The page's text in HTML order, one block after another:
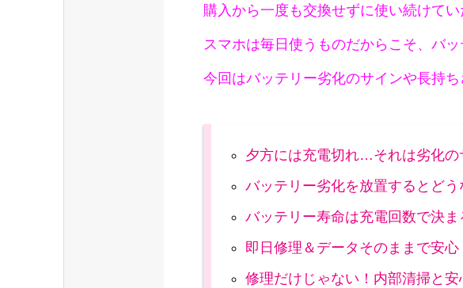
購入から一度も交換せずに使い続けて
スマホは毎日使うものだからこそ、バ
今回はバッテリー劣化のサインや長持
夕方には充電切れ…それは劣化の
バッテリー劣化を放置するとどう
バッテリー寿命は充電回数で決ま
即日修理＆データそのままで安心
修理だけじゃない！内部清掃と安